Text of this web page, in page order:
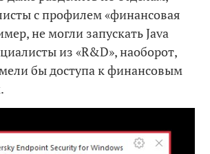
с профилем «финансовая
не могли запускать Java
из «R&D», наоборот,
бы доступа к финансовым